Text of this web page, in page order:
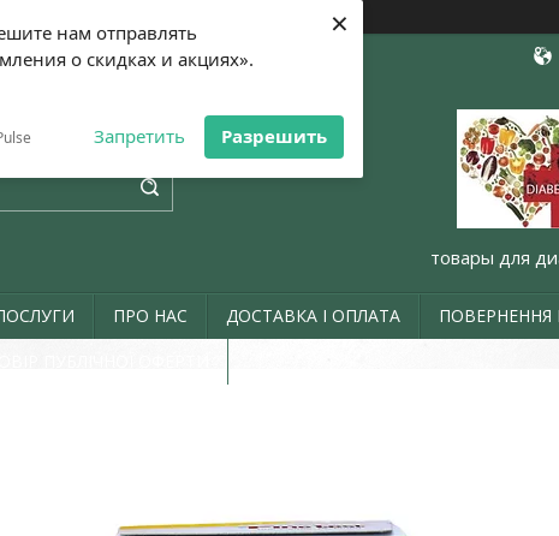
нам отправлять
о скидках и акциях».
Запретить Разрешить
×
07-72 +380 (97) 773-07-72
товары для
ПРО НАС ДОСТАВКА І ОПЛАТА ПОВЕРНЕННЯ